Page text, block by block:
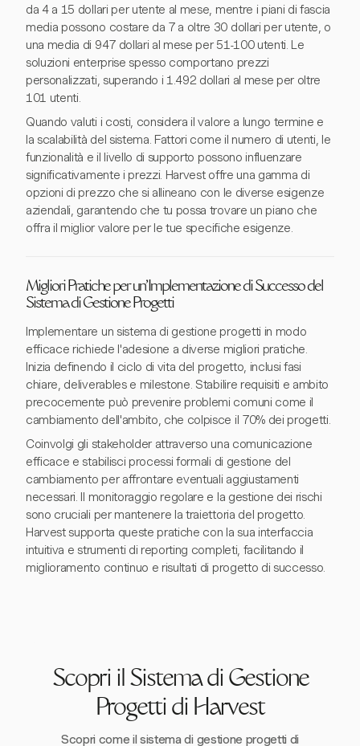
da 4 a 15 dollari per utente al mese, mentre i piani di fascia
media possono costare da 7 a oltre 30 dollari per utente, o
una media di 947 dollari al mese per 51-100 utenti. Le
soluzioni enterprise spesso comportano prezzi
personalizzati, superando i 1.492 dollari al mese per oltre
101 utenti.
Quando valuti i costi, considera il valore a lungo termine e
la scalabilità del sistema. Fattori come il numero di utenti, le
funzionalità e il livello di supporto possono influenzare
significativamente i prezzi. Harvest offre una gamma di
opzioni di prezzo che si allineano con le diverse esigenze
aziendali, garantendo che tu possa trovare un piano che
offra il miglior valore per le tue specifiche esigenze.
Migliori Pratiche per un'Implementazione di Successo del
Sistema di Gestione Progetti
Implementare un sistema di gestione progetti in modo
efficace richiede l'adesione a diverse migliori pratiche.
Inizia definendo il ciclo di vita del progetto, inclusi fasi
chiare, deliverables e milestone. Stabilire requisiti e ambito
precocemente può prevenire problemi comuni come il
cambiamento dell'ambito, che colpisce il 70% dei progetti.
Coinvolgi gli stakeholder attraverso una comunicazione
efficace e stabilisci processi formali di gestione del
cambiamento per affrontare eventuali aggiustamenti
necessari. Il monitoraggio regolare e la gestione dei rischi
sono cruciali per mantenere la traiettoria del progetto.
Harvest supporta queste pratiche con la sua interfaccia
intuitiva e strumenti di reporting completi, facilitando il
miglioramento continuo e risultati di progetto di successo.
Scopri il Sistema di Gestione
Progetti di Harvest
Scopri come il sistema di gestione progetti di